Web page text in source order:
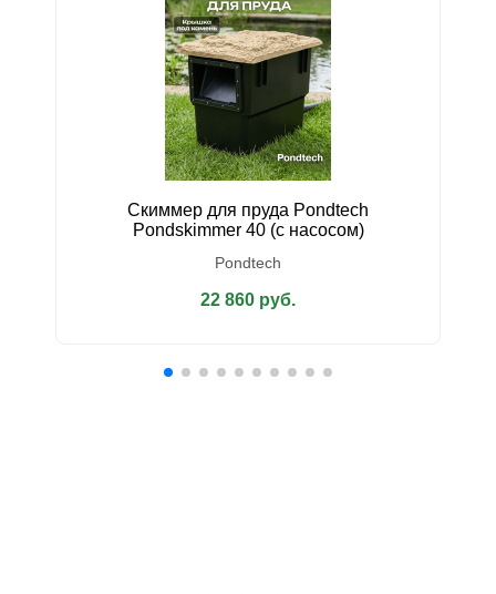
Скиммер для пруда Pondtech
Pondskimmer 40 (с насосом)
Pondtech
22 860 руб.